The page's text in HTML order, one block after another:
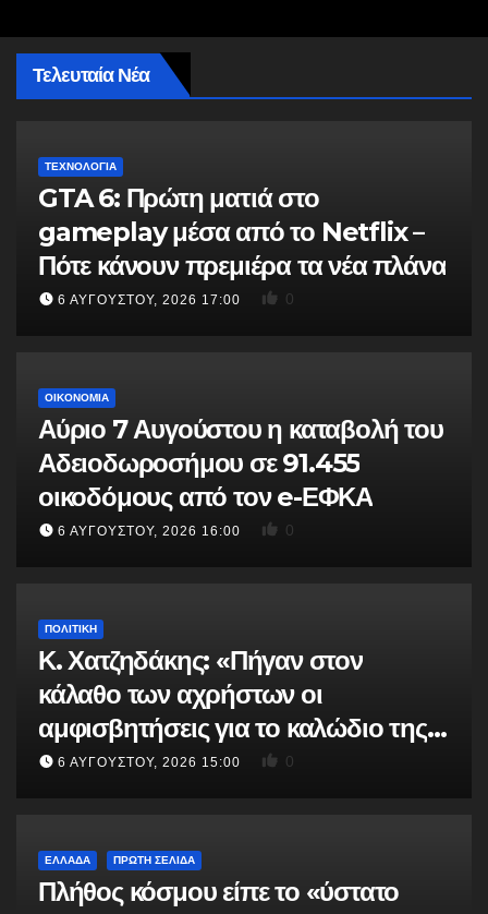
Τελευταία Νέα
ΤΕΧΝΟΛΟΓΙΑ
GTA 6: Πρώτη ματιά στο
gameplay μέσα από το Netflix –
Πότε κάνουν πρεμιέρα τα νέα πλάνα
6 ΑΥΓΟΎΣΤΟΥ, 2026 17:00 0
ΟΙΚΟΝΟΜΙΑ
Αύριο 7 Αυγούστου η καταβολή του
Αδειοδωροσήμου σε 91.455
οικοδόμους από τον e-ΕΦΚΑ
6 ΑΥΓΟΎΣΤΟΥ, 2026 16:00 0
ΠΟΛΙΤΙΚΗ
Κ. Χατζηδάκης: «Πήγαν στον
κάλαθο των αχρήστων οι
αμφισβητήσεις για το καλώδιο της
ηλεκτρικής διασύνδεσης Ελλάδας-
6 ΑΥΓΟΎΣΤΟΥ, 2026 15:00 0
ΕΛΛΆΔΑ ΠΡΩΤΗ ΣΕΛΙΔΑ
Πλήθος κόσμου είπε το «ύστατο